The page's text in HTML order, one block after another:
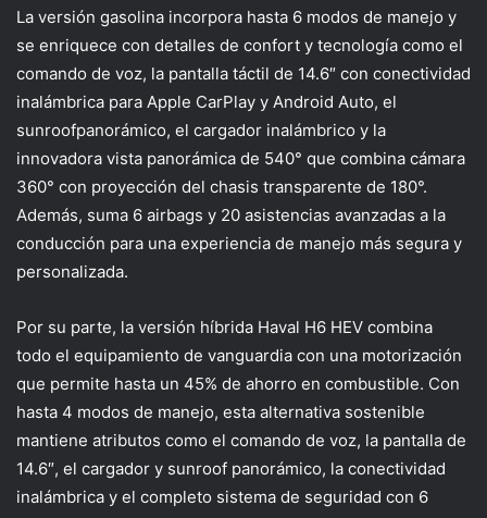
La versión gasolina incorpora hasta 6 modos de manejo y
se enriquece con detalles de confort y tecnología como el
comando de voz, la pantalla táctil de 14.6″ con conectividad
inalámbrica para Apple CarPlay y Android Auto, el
sunroofpanorámico, el cargador inalámbrico y la
innovadora vista panorámica de 540° que combina cámara
360° con proyección del chasis transparente de 180°.
Además, suma 6 airbags y 20 asistencias avanzadas a la
conducción para una experiencia de manejo más segura y
personalizada.
Por su parte, la versión híbrida Haval H6 HEV combina
todo el equipamiento de vanguardia con una motorización
que permite hasta un 45% de ahorro en combustible. Con
hasta 4 modos de manejo, esta alternativa sostenible
mantiene atributos como el comando de voz, la pantalla de
14.6″, el cargador y sunroof panorámico, la conectividad
inalámbrica y el completo sistema de seguridad con 6